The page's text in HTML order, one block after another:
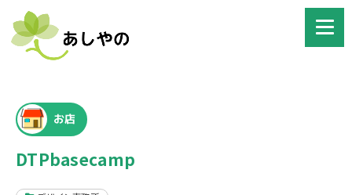
お店
DTPbasecamp